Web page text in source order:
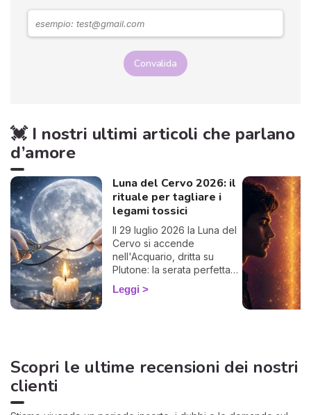
Convalida
💓 I nostri ultimi articoli che parlano
d’amore
Luna del Cervo 2026: il
rituale per tagliare i
legami tossici
Il 29 luglio 2026 la Luna del
Cervo si accende
nell'Acquario, dritta su
Plutone: la serata perfetta
per liberarti da un legame
che ti prosciuga.
Leggi
Scopri le ultime recensioni dei nostri
clienti